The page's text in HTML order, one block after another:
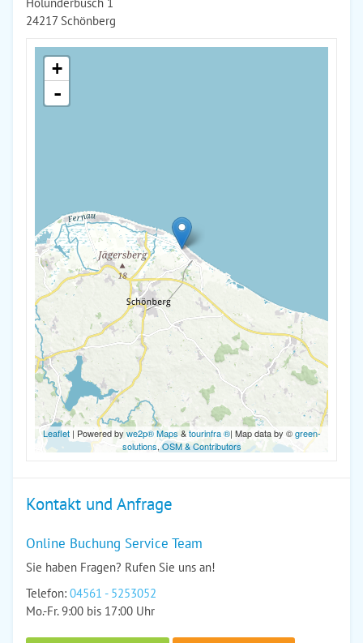
24217 Schönberg
+
-
Leaflet| Powered bywe2p® Maps &tourinfra ®| Map data by ©green-
solutions,OSM & Contributors
Kontakt und Anfrage
Online Buchung Service Team
Sie haben Fragen? Rufen Sie uns an!
Telefon: 04561 - 5253052
Mo.-Fr. 9:00 bis 17:00 Uhr